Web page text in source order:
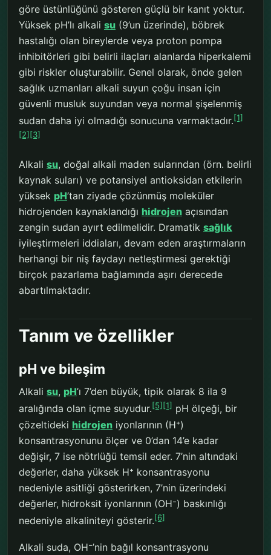
göre üstünlüğünü gösteren güçlü bir kanıt yoktur.
Yüksek pH’lı alkali su (9’un üzerinde), böbrek
hastalığı olan bireylerde veya proton pompa
inhibitörleri gibi belirli ilaçları alanlarda hiperkalemi
gibi riskler oluşturabilir. Genel olarak, önde gelen
sağlık uzmanları alkali suyun çoğu insan için
güvenli musluk suyundan veya normal şişelenmiş
sudan daha iyi olmadığı sonucuna varmaktadır.[1]
[2] [3]
Alkali su, doğal alkali maden sularından (örn. belirli
kaynak suları) ve potansiyel antioksidan etkilerin
yüksek pH’tan ziyade çözünmüş moleküler
hidrojenden kaynaklandığı hidrojen açısından
zengin sudan ayırt edilmelidir. Dramatik sağlık
iyileştirmeleri iddiaları, devam eden araştırmaların
herhangi bir niş faydayı netleştirmesi gerektiği
birçok pazarlama bağlamında aşırı derecede
abartılmaktadır.
Tanım ve özellikler
pH ve bileşim
Alkali su, pH’ı 7’den büyük, tipik olarak 8 ila 9
aralığında olan içme suyudur.[5] [1] pH ölçeği, bir
çözeltideki hidrojen iyonlarının (H⁺)
konsantrasyonunu ölçer ve 0’dan 14’e kadar
değişir, 7 ise nötrlüğü temsil eder. 7’nin altındaki
değerler, daha yüksek H⁺ konsantrasyonu
nedeniyle asitliği gösterirken, 7’nin üzerindeki
değerler, hidroksit iyonlarının (OH⁻) baskınlığı
nedeniyle alkaliniteyi gösterir.[6]
Alkali suda, OH⁻’nin bağıl konsantrasyonu